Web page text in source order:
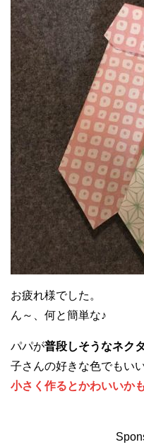
お疲れ様でした。
ん～、何と簡単な♪
パパが普段しそうなネク
子さんの好きな色でもい
小さく作るとかわいいかも